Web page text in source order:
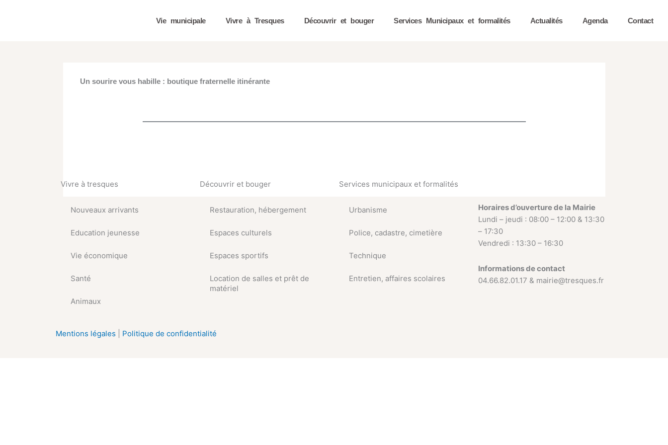
Vie municipale Vivre à Tresques Découvrir et bouger Services Municipaux et formalités Actualités Agenda Contact
Un sourire vous habille : boutique fraternelle itinérante
Vivre à tresques
Nouveaux arrivants
Education jeunesse
Vie économique
Santé
Animaux
Découvrir et bouger
Restauration, hébergement
Espaces culturels
Espaces sportifs
Location de salles et prêt de
matériel
Services municipaux et formalités
Urbanisme
Police, cadastre, cimetière
Technique
Entretien, affaires scolaires
Horaires d’ouverture de la Mairie
Lundi – jeudi : 08:00 – 12:00 & 13:30
– 17:30
Vendredi : 13:30 – 16:30
Informations de contact
04.66.82.01.17 & mairie@tresques.fr
Mentions légales Politique de confidentialité